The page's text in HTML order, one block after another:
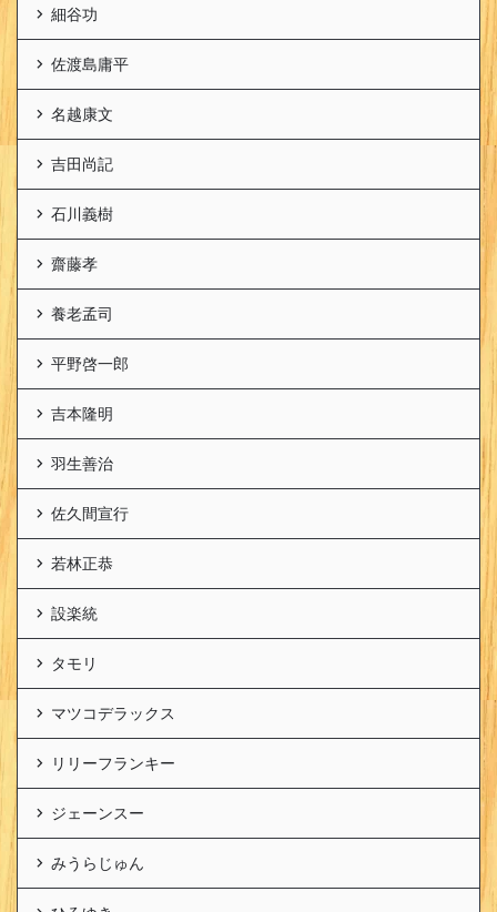
細谷功
佐渡島庸平
名越康文
吉田尚記
石川義樹
齋藤孝
養老孟司
平野啓一郎
吉本隆明
羽生善治
佐久間宣行
若林正恭
設楽統
タモリ
マツコデラックス
リリーフランキー
ジェーンスー
みうらじゅん